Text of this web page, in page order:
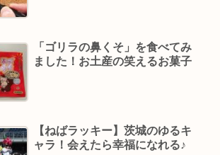
「ゴリラの鼻くそ」を食べてみ
ました！お土産の笑えるお菓子
【ねばラッキー】茨城のゆるキ
ャラ！会えたら幸福になれる♪